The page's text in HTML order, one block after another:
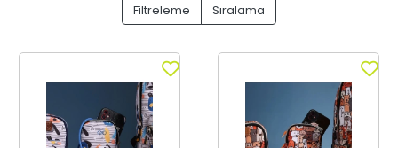
Filtreleme Sıralama